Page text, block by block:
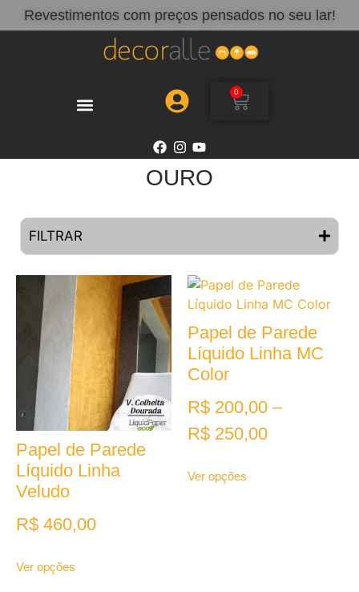
Revestimentos com preços pensados no seu lar!
0
OURO
FILTRAR
Papel de Parede
Líquido Linha
Veludo
R$ 460,00
Ver opções
Papel de Parede
Líquido Linha MC
Color
R$ 200,00 –
R$ 250,00
Ver opções